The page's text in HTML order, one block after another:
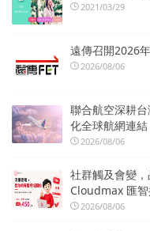
2021/03/29
遠傳召開2026
2026/08/06
聯合航空深耕
化全球航網連結
2026/08/06
社群觸及會變
Cloudmax 匯
2026/08/06